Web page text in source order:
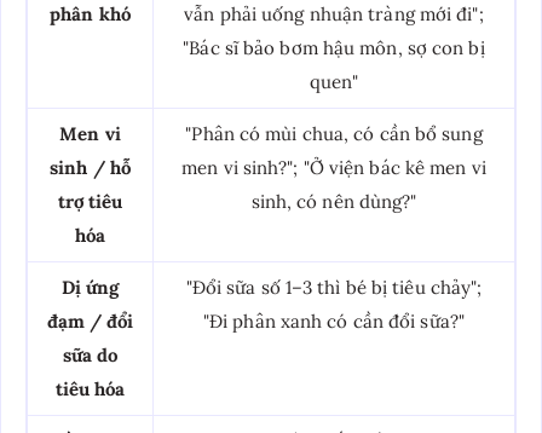
phân khó
vẫn phải uống nhuận tràng mới đi";
"Bác sĩ bảo bơm hậu môn, sợ con bị
quen"
Men vi
sinh / hỗ
trợ tiêu
hóa
"Phân có mùi chua, có cần bổ sung
men vi sinh?"; "Ở viện bác kê men vi
sinh, có nên dùng?"
Dị ứng
đạm / đổi
sữa do
tiêu hóa
"Đổi sữa số 1–3 thì bé bị tiêu chảy";
"Đi phân xanh có cần đổi sữa?"